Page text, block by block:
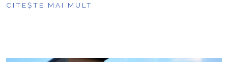
CITEȘTE MAI MULT